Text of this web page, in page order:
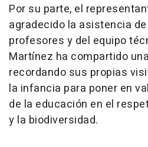
Por su parte, el
agradecido la asistencia
profesores y del equipo
Martínez ha compartido
recordando sus propias
la infancia para poner en
de la educación en el
y la biodiversidad.